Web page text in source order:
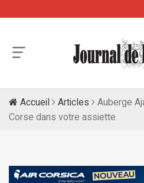
Accueil Articles
Auberge
Corse dans votre assiette